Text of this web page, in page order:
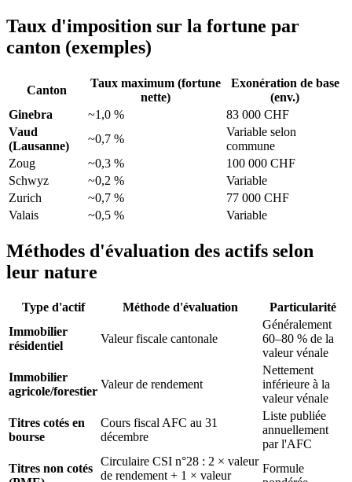
Taux d'imposition sur la fortune par
canton (exemples)
Canton
Taux maximum (fortune
nette)
Exonération de base
(env.)
Ginebra
~1,0 %
83 000 CHF
Vaud
(Lausanne)
~0,7 %
Variable selon
commune
Zoug
~0,3 %
100 000 CHF
Schwyz
~0,2 %
Variable
Zurich
~0,7 %
77 000 CHF
Valais
~0,5 % Variable
Méthodes d'évaluation des actifs selon
leur nature
Type d'actif Méthode d'évaluation
Particularité
Immobilier
résidentiel
Valeur fiscale cantonale
Généralement
60–80 % de la
valeur vénale
Immobilier
agricole/forestier
Valeur de rendement
Nettement
inférieure à la
valeur vénale
Titres cotés en
bourse
Cours fiscal AFC au 31
décembre
Liste publiée
annuellement
par l'AFC
Titres non cotés
Circulaire CSI n°28 : 2 × valeur
de rendement + 1 × valeur
Formule